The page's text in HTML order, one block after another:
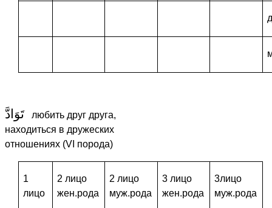
تَوَادَّ любить друг друга,
находиться в дружеских
отношениях (VI порода)
1
лицо
2 лицо
жен.рода
2 лицо
муж.рода
3 лицо
жен.рода
3лицо
муж.рода